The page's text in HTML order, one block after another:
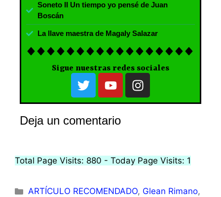
Soneto II Un tiempo yo pensé de Juan
Boscán
La llave maestra de Magaly Salazar
Sigue nuestras redes sociales
Deja un comentario
Total Page Visits: 880 - Today Page Visits: 1
ARTÍCULO RECOMENDADO, Glean Rimano,